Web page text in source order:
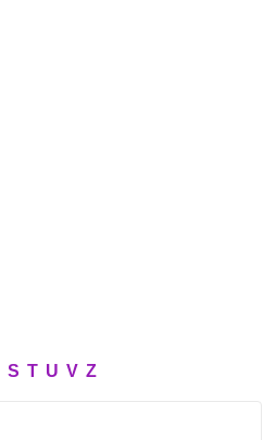
S T U V Z